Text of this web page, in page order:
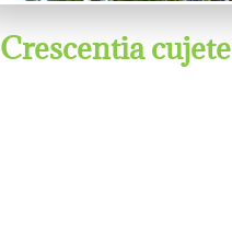
Crescentia cujete